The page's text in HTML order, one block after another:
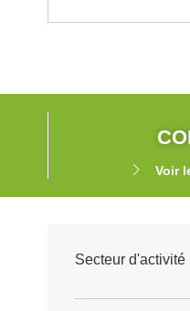
Voir
Secteur d'activité